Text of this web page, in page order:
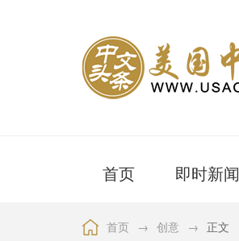
首页 即时新闻
首页 → 创意 → 正文